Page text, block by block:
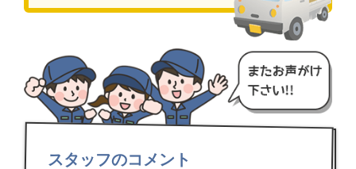
スタッフのコメント